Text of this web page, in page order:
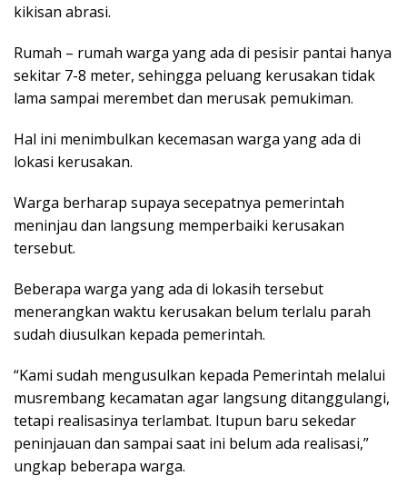
kikisan abrasi.
Rumah – rumah warga yang ada di pesisir pantai hanya
sekitar 7-8 meter, sehingga peluang kerusakan tidak
lama sampai merembet dan merusak pemukiman.
Hal ini menimbulkan kecemasan warga yang ada di
lokasi kerusakan.
Warga berharap supaya secepatnya pemerintah
meninjau dan langsung memperbaiki kerusakan
tersebut.
Beberapa warga yang ada di lokasih tersebut
menerangkan waktu kerusakan belum terlalu parah
sudah diusulkan kepada pemerintah.
“Kami sudah mengusulkan kepada Pemerintah melalui
musrembang kecamatan agar langsung ditanggulangi,
tetapi realisasinya terlambat. Itupun baru sekedar
peninjauan dan sampai saat ini belum ada realisasi,”
ungkap beberapa warga.